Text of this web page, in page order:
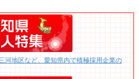
河地区など、愛知県内で積極採用企業の